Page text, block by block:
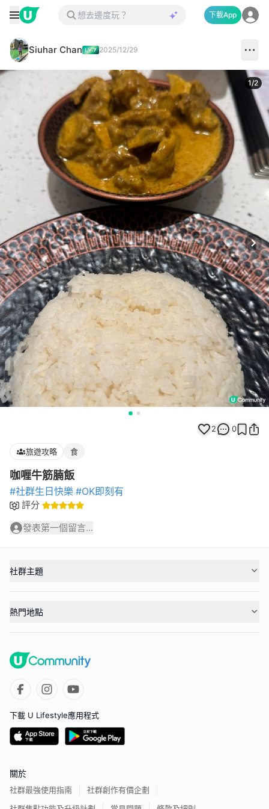
下載App
Siuhar Chan 2025/12/29
1/2
2 0
旅遊攻略 食
咖喱牛筋腩飯
#社群生日快樂 #OK即刻有
評分
發表第一個留言...
社群主題
熱門地點
下載 U Lifestyle應用程式
關於
社群最強使用指南
社群創作有價企劃